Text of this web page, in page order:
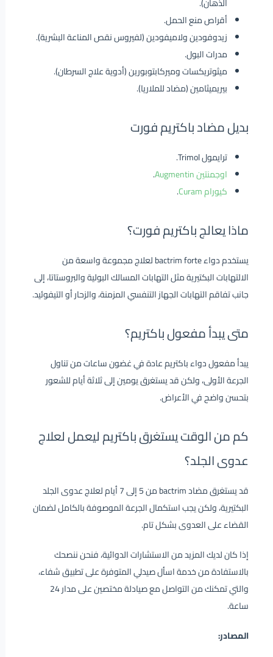
أقراص منع الحمل.
زيدوفودين ولاميفودين (لفيروس نقص المناعة البشرية).
مدرات البول.
ميثوتريكسات وميركابتوبورين (أدوية علاج السرطان).
بيريميثامين (مضاد للملاريا).
بديل مضاد باكتريم فورت
ترايمول Trimol.
اوجمنتين Augmentin
.
كيورام Curam
.
ماذا يعالج باكتريم فورت؟
يستخدم دواء bactrim forte لعلاج مجموعة واسعة من
الالتهابات البكتيرية مثل التهابات المسالك البولية والبروستاتا، إلى
جانب تفاقم التهابات الجهاز التنفسي المزمنة، والزحار أو التيفوئيد.
متى يبدأ مفعول باكتريم؟
يبدأ مفعول دواء باكتريم عادة في غضون ساعات من تناول
الجرعة الأولى، ولكن قد يستغرق يومين إلى ثلاثة أيام للشعور
بتحسن واضح في الأعراض.
كم من الوقت يستغرق باكتريم ليعمل لعلاج
عدوى الجلد؟
قد يستغرق مضاد bactrim من 5 إلى 7 أيام لعلاج عدوى الجلد
البكتيرية، ولكن يجب استكمال الجرعة الموصوفة بالكامل لضمان
القضاء على العدوى بشكل تام.
إذا كان لديك المزيد من الاستشارات الدوائية، فنحن ننصحك
بالاستفادة من خدمة اسأل صيدلي المتوفرة على تطبيق شفاء،
والتي تمكنك من التواصل مع صيادلة مختصين على مدار 24
ساعة.
المصادر: